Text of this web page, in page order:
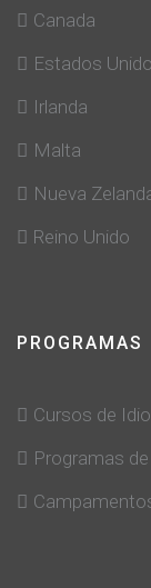
Canada
Estados
Irlanda
Malta
Nueva
Reino Unido
PROGRAMAS
Cursos de
Programas